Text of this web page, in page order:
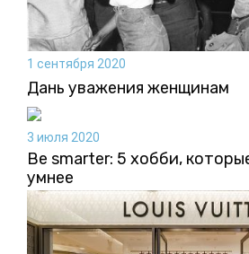
1 сентября 2020
Дань уважения женщинам
3 июля 2020
Be smarter: 5 хобби,
умнее